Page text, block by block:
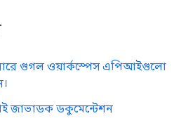
গুগল ওয়ার্কস্পেস এপিআইগুলো
জাভাডক ডকুমেন্টেশন